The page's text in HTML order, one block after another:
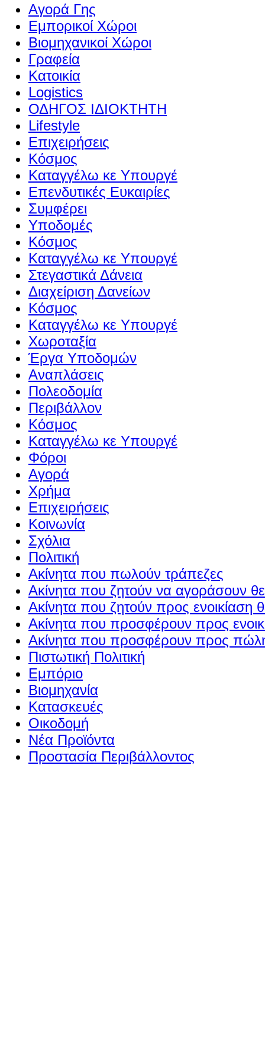
Αγορά Γης
Εμπορικοί Χώροι
Βιομηχανικοί Χώροι
Γραφεία
Κατοικία
Logistics
ΟΔΗΓΟΣ ΙΔΙΟΚΤΗΤΗ
Lifestyle
Επιχειρήσεις
Κόσμος
Καταγγέλω κε Υπουργέ
Επενδυτικές Ευκαιρίες
Συμφέρει
Υποδομές
Κόσμος
Καταγγέλω κε Υπουργέ
Στεγαστικά Δάνεια
Διαχείριση Δανείων
Κόσμος
Καταγγέλω κε Υπουργέ
Χωροταξία
Έργα Υποδομών
Αναπλάσεις
Πολεοδομία
Περιβάλλον
Κόσμος
Καταγγέλω κε Υπουργέ
Φόροι
Αγορά
Χρήμα
Επιχειρήσεις
Κοινωνία
Σχόλια
Πολιτική
Ακίνητα που πωλούν τράπεζες
Ακίνητα που ζητούν να αγοράσουν
Ακίνητα που ζητούν προς ενοικίαση
Ακίνητα που προσφέρουν προς
Ακίνητα που προσφέρουν προς
Πιστωτική Πολιτική
Εμπόριο
Βιομηχανία
Κατασκευές
Οικοδομή
Νέα Προϊόντα
Προστασία Περιβάλλοντος